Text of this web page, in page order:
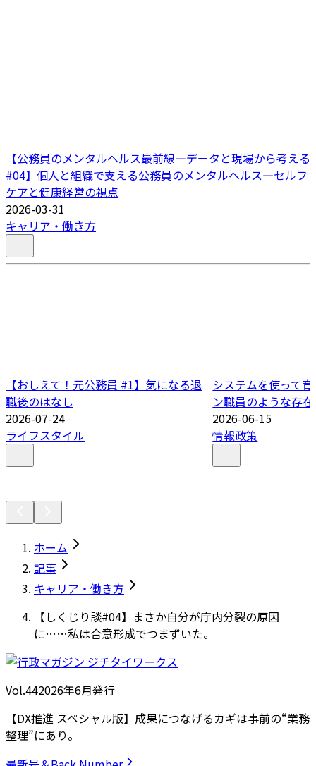
【公務員のメンタルヘルス最前線―データと現場から考える
#04】個人と組織で支える公務員のメンタルヘルス―セルフ
ケアと健康経営の視点
2026-03-31
キャリア・働き方
【おしえて！元公務員 #1】気になる退
職後のはなし
2026-07-24
ライフスタイル
システムを使って
ン職員のような存
2026-06-15
情報政策
ホーム
記事
キャリア・働き方
【しくじり談#04】まさか自分が庁内分裂の原因
に……私は合意形成でつまずいた。
Vol.442026年6月発行
【DX推進 スペシャル版】成果につなげるカギは事前の“業務
整理”にあり。